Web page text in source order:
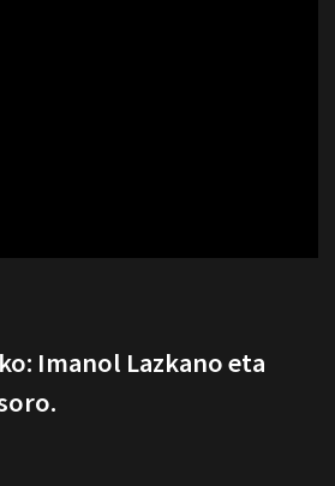
Imanol Lazkano eta